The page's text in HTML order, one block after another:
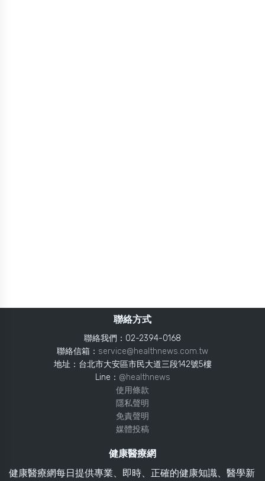
聯絡方式
聯絡我們：02-2394-0168
聯絡信箱： service@healthnews.com.tw
地址：台北市大安區市民大道三段142號5樓
Line： @healthnews
使用條款
隱私聲明
免責聲明
媒體投稿
健康醫療網
健康醫療網每日提供專業、即時、正確的健康知識、醫學新